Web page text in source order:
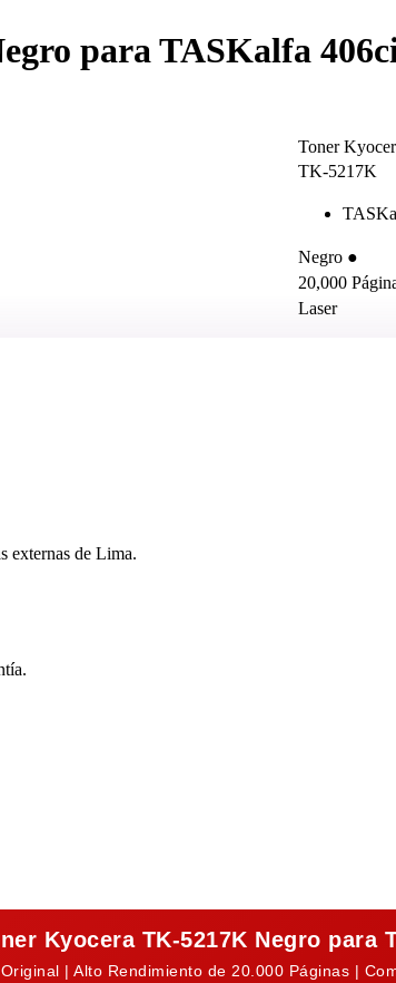
para TASKalfa
Toner
TK-5217K
Negro ●
20,000
Laser
externas de Lima.
Kyocera TK-5217K Negro para
| Alto Rendimiento de 20.000 Páginas |